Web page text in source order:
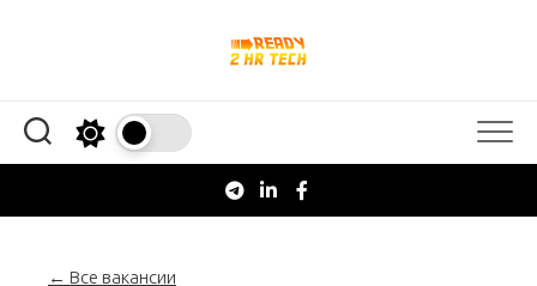
← Все вакансии